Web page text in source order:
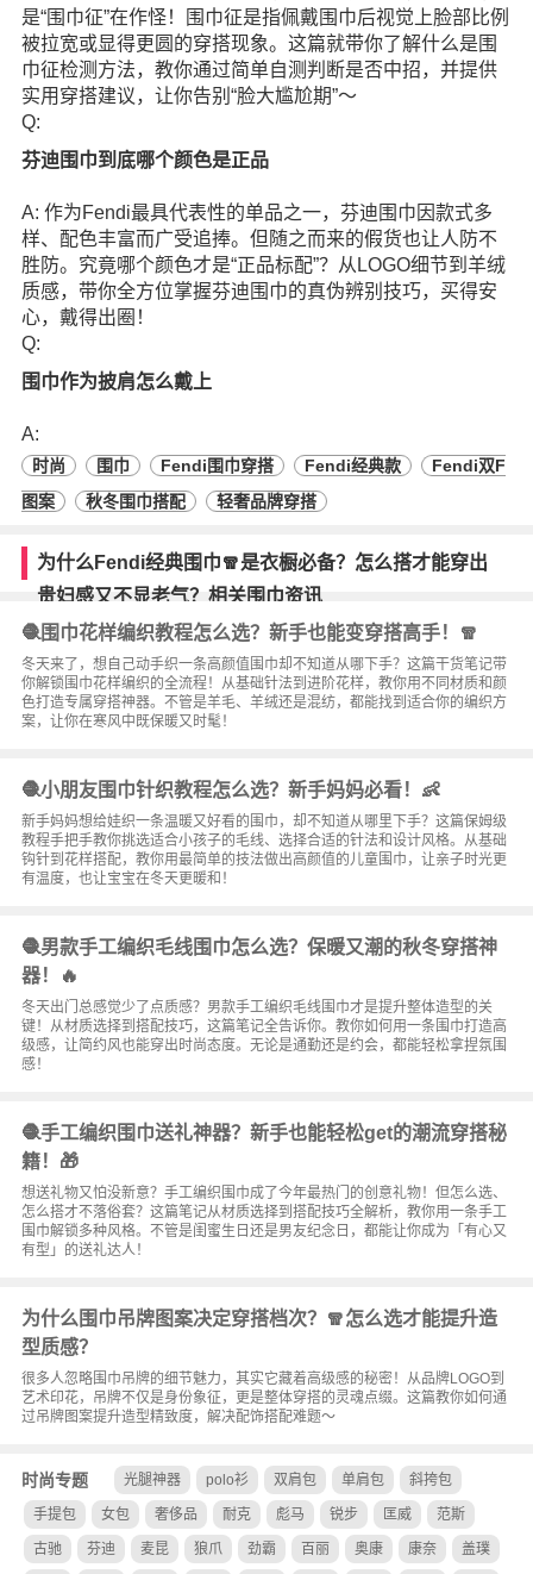
是“围巾征”在作怪！围巾征是指佩戴围巾后视觉上脸部比例
被拉宽或显得更圆的穿搭现象。这篇就带你了解什么是围
巾征检测方法，教你通过简单自测判断是否中招，并提供
实用穿搭建议，让你告别“脸大尴尬期”～
Q:
芬迪围巾到底哪个颜色是正品
A: 作为Fendi最具代表性的单品之一，芬迪围巾因款式多
样、配色丰富而广受追捧。但随之而来的假货也让人防不
胜防。究竟哪个颜色才是“正品标配”？从LOGO细节到羊绒
质感，带你全方位掌握芬迪围巾的真伪辨别技巧，买得安
心，戴得出圈！
Q:
围巾作为披肩怎么戴上
A:
时尚 围巾 Fendi围巾穿搭 Fendi经典款
Fendi双F
图案
秋冬围巾搭配 轻奢品牌穿搭
为什么Fendi经典围巾🧣是衣橱必备？怎么搭才能穿出
贵妇感又不显老气？相关围巾资讯
🧶围巾花样编织教程怎么选？新手也能变穿搭高手！🧣
冬天来了，想自己动手织一条高颜值围巾却不知道从哪下手？这篇干货笔记带
你解锁围巾花样编织的全流程！从基础针法到进阶花样，教你用不同材质和颜
色打造专属穿搭神器。不管是羊毛、羊绒还是混纺，都能找到适合你的编织方
案，让你在寒风中既保暖又时髦！
🧶小朋友围巾针织教程怎么选？新手妈妈必看！👶
新手妈妈想给娃织一条温暖又好看的围巾，却不知道从哪里下手？这篇保姆级
教程手把手教你挑选适合小孩子的毛线、选择合适的针法和设计风格。从基础
钩针到花样搭配，教你用最简单的技法做出高颜值的儿童围巾，让亲子时光更
有温度，也让宝宝在冬天更暖和！
🧶男款手工编织毛线围巾怎么选？保暖又潮的秋冬穿搭神
器！🔥
冬天出门总感觉少了点质感？男款手工编织毛线围巾才是提升整体造型的关
键！从材质选择到搭配技巧，这篇笔记全告诉你。教你如何用一条围巾打造高
级感，让简约风也能穿出时尚态度。无论是通勤还是约会，都能轻松拿捏氛围
感！
🧶手工编织围巾送礼神器？新手也能轻松get的潮流穿搭秘
籍！🎁
想送礼物又怕没新意？手工编织围巾成了今年最热门的创意礼物！但怎么选、
怎么搭才不落俗套？这篇笔记从材质选择到搭配技巧全解析，教你用一条手工
围巾解锁多种风格。不管是闺蜜生日还是男友纪念日，都能让你成为「有心又
有型」的送礼达人！
为什么围巾吊牌图案决定穿搭档次？🧣怎么选才能提升造
型质感？
很多人忽略围巾吊牌的细节魅力，其实它藏着高级感的秘密！从品牌LOGO到
艺术印花，吊牌不仅是身份象征，更是整体穿搭的灵魂点缀。这篇教你如何通
过吊牌图案提升造型精致度，解决配饰搭配难题～
时尚专题 光腿神器 polo衫 双肩包 单肩包 斜挎包
手提包 女包 奢侈品 耐克 彪马 锐步 匡威 范斯
古驰 芬迪 麦昆 狼爪 劲霸 百丽 奥康 康奈 盖璞